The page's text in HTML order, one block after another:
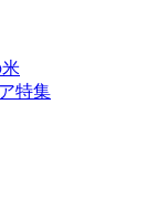
特集